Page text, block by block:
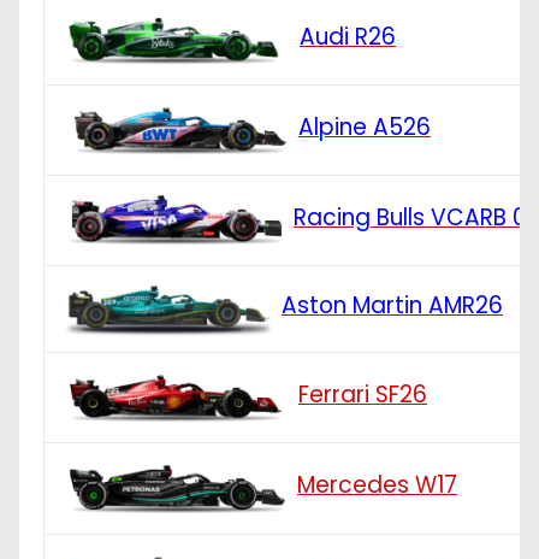
Audi R26
Alpine A526
Racing Bulls VCARB 03
Aston Martin AMR26
Ferrari SF26
Mercedes W17